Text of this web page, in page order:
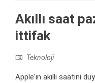
Akıllı saat
ittifak
Teknoloji
Apple'ın akıllı saatini